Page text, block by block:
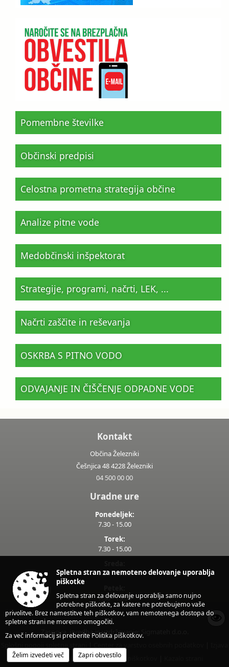
Pomembne številke
Občinski predpisi
Celostna prometna strategija občine
Analize pitne vode
Medobčinski inšpektorat
Strategije, programi, načrti, LEK, ...
Načrti zaščite in reševanja
OSKRBA S PITNO VODO
ODVAJANJE IN ČIŠČENJE ODPADNE VODE
Kontakt
Občina Železniki
Češnjica 48 4228 Železniki
04 500 00 00
Uradne ure
Ponedeljek:
7.30 - 15.00
Torek:
7.30 - 15.00
7.30 - 17.00
7.30 - 13.00
Zasnova, izvedba in vzdrževanje: Sigmateh d.o.o.
o dostopnosti (ZDSMA)|Politika piškotkov
Spletna stran za nemoteno delovanje uporablja
piškotke
Spletna stran za delovanje uporablja samo nujno
potrebne piškotke, za katere ne potrebujemo vaše
privolitve. Brez namestitve teh piškotkov, vam nemotenega dostopa do
spletne strani ne moremo omogočiti.
Za več informacij si preberite Politika piškotkov.
Želim izvedeti več Zapri obvestilo